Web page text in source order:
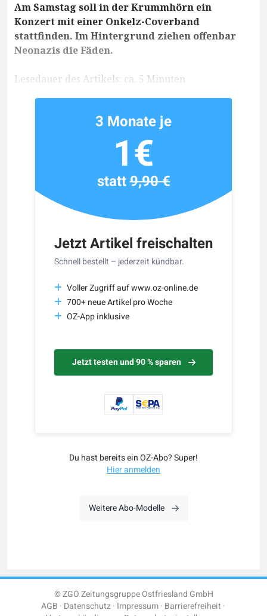
Am Samstag soll in der Krummhörn ein
Konzert mit einer Onkelz-Coverband
stattfinden. Im Hintergrund ziehen offenbar
Neonazis die Fäden.
Lesedauer des Artikels: ca. 5 Minuten
Jetzt Artikel freischalten
Schnell bestellt – jederzeit kündbar.
Voller Zugriff auf www.oz-online.de
700+ neue Artikel pro Woche
OZ-App inklusive
Jetzt testen und 90 % sparen
3 Monate je
1€
statt9,90 €
Du hast bereits ein OZ-Abo? Super!
Hier anmelden
Weitere Abo-Modelle
© ZGO Zeitungsgruppe Ostfriesland GmbH
AGB Datenschutz Impressum Barrierefreiheit